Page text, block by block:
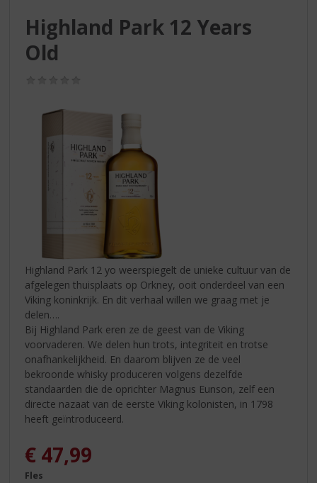
Highland Park 12 Years
Old
Highland Park 12 yo weerspiegelt de unieke cultuur van de
afgelegen thuisplaats op Orkney, ooit onderdeel van een
Viking koninkrijk. En dit verhaal willen we graag met je
delen….
Bij Highland Park eren ze de geest van de Viking
voorvaderen. We delen hun trots, integriteit en trotse
onafhankelijkheid. En daarom blijven ze de veel
bekroonde whisky produceren volgens dezelfde
standaarden die de oprichter Magnus Eunson, zelf een
directe nazaat van de eerste Viking kolonisten, in 1798
heeft geïntroduceerd.
€ 47,99
Fles